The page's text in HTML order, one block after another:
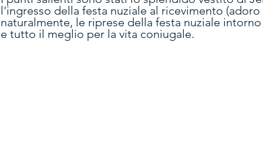
l'ingresso della festa nuziale al ricevimento
naturalmente, le riprese della festa nuziale
e tutto il meglio per la vita coniugale.